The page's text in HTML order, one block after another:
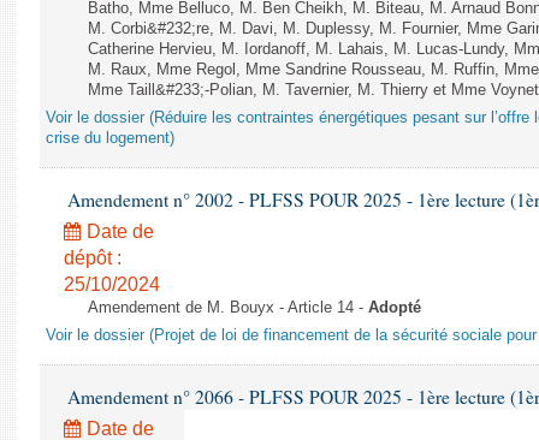
Batho, Mme Belluco, M. Ben Cheikh, M. Biteau, M. Arnaud
M. Corbi&#232;re, M. Davi, M. Duplessy, M. Fournier, Mme
Catherine Hervieu, M. Iordanoff, M. Lahais, M. Lucas-Lundy,
M. Raux, Mme Regol, Mme Sandrine Rousseau, M. Ruffin,
Mme Taill&#233;-Polian, M. Tavernier, M. Thierry et Mme
Voir le dossier (Réduire les contraintes énergétiques pesant sur
crise du logement)
Amendement n° 2002 - PLFSS POUR 2025 - 1ère lecture
Date de
dépôt :
25/10/2024
Amendement de M. Bouyx - Article 14 - Adopté
Voir le dossier (Projet de loi de financement de la sécurité sociale pour
Amendement n° 2066 - PLFSS POUR 2025 - 1ère lecture
Date de